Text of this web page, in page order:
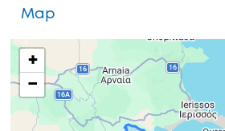
Map
+
−